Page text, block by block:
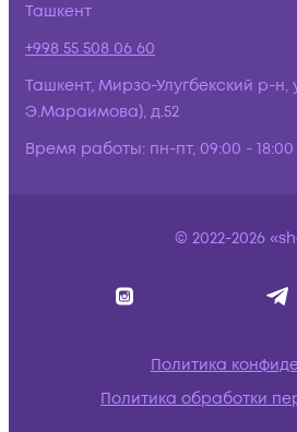
Ташкент
+998 55 508 06 60
Ташкент, Мирзо-Улугбекский р-
Э.Мараимова), д.52
Время работы: пн-пт, 09:00 - 18:00
© 2022-2026
Политика
Политика обработки